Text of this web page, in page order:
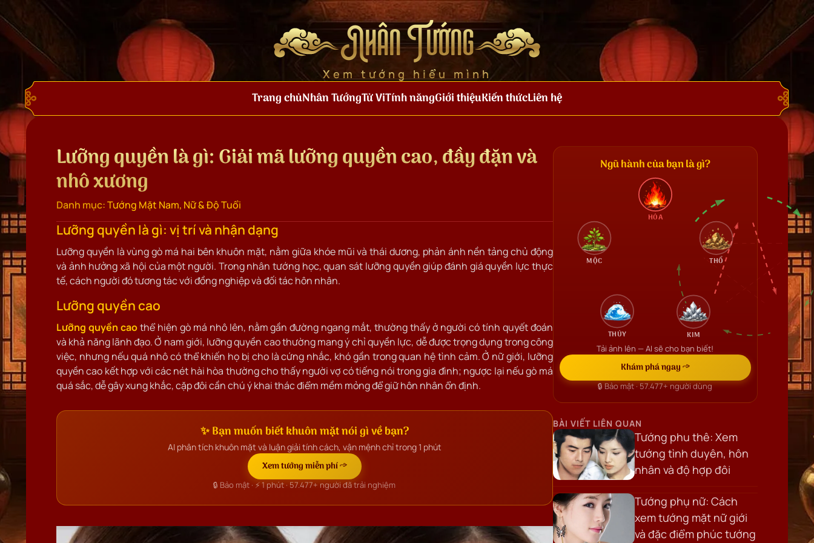
Nhân Tướng
Xem tướng hiểu mình
Trang chủNhân TướngTử ViTính năngGiới thiệuKiến thứcLiên hệ
Lưỡng quyền là gì: Giải mã lưỡng quyền cao, đầy đặn và
nhô xương
Danh mục:Tướng Mặt Nam, Nữ & Độ Tuổi
Lưỡng quyền là gì: vị trí và nhận dạng
Lưỡng quyền là vùng gò má hai bên khuôn mặt, nằm giữa khóe mũi và thái dương, phản ánh nền tảng chủ động
và ảnh hưởng xã hội của một người. Trong nhân tướng học, quan sát lưỡng quyền giúp đánh giá quyền lực thực
tế, cách người đó tương tác với đồng nghiệp và đối tác hôn nhân.
Lưỡng quyền cao
Lưỡng quyền caothể hiện gò má nhô lên, nằm gần đường ngang mắt, thường thấy ở người có tính quyết đoán
và khả năng lãnh đạo. Ở nam giới, lưỡng quyền cao thường mang ý chỉ quyền lực, dễ được trọng dụng trong công
việc, nhưng nếu quá nhô có thể khiến họ bị cho là cứng nhắc, khó gần trong quan hệ tình cảm. Ở nữ giới, lưỡng
quyền cao kết hợp với các nét hài hòa thường cho thấy người vợ có tiếng nói trong gia đình; ngược lại nếu gò má
quá sắc, dễ gây xung khắc, cặp đôi cần chú ý khai thác điểm mềm mỏng để giữ hôn nhân ổn định.
✨ Bạn muốn biết khuôn mặt nói gì về bạn?
AI phân tích khuôn mặt và luận giải tính cách, vận mệnh chỉ trong 1 phút
Xem tướng miễn phí →
🔒 Bảo mật · ⚡ 1 phút · 57.477+ người đã trải nghiệm
Ngũ hành của bạn là gì?
HỎA
THỔ
KIM
THỦY
MỘC
Tải ảnh lên — AI sẽ cho bạn biết!
Khám phá ngay →
🔒 Bảo mật ·57.477+người dùng
BÀI VIẾT LIÊN QUAN
Tướng phu thê: Xem
tướng tình duyên, hôn
nhân và độ hợp đôi
Tướng phụ nữ: Cách
xem tướng mặt nữ giới
và đặc điểm phúc tướng